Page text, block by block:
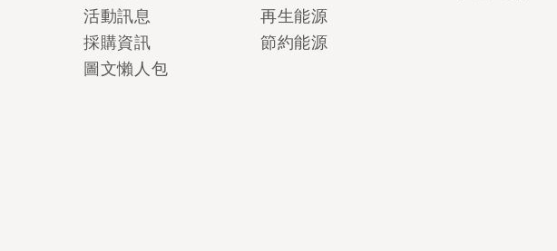
活動訊息
採購資訊
圖文懶人包
再生能源
節約能源